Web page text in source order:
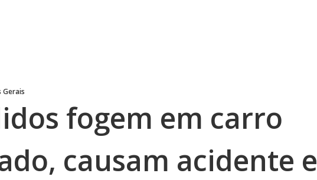
Gerais
fogem em carro
causam acidente e